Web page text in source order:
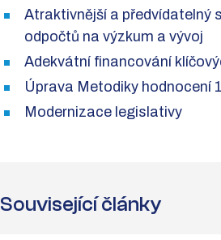
Atraktivnější a předvídatelný
odpočtů na výzkum a vývoj
Adekvátní financování
Úprava Metodiky hodnocení
Modernizace legislativy
Související články